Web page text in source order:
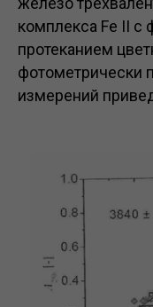
комплекса Fe II с
протеканием
фотометрически
измерений